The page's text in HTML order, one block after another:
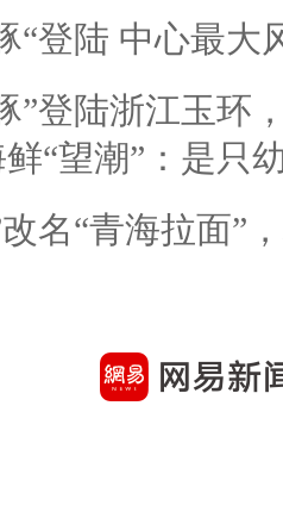
“登陆 中心最大
”登陆浙江玉环
“望潮”：是只
名“青海拉面”